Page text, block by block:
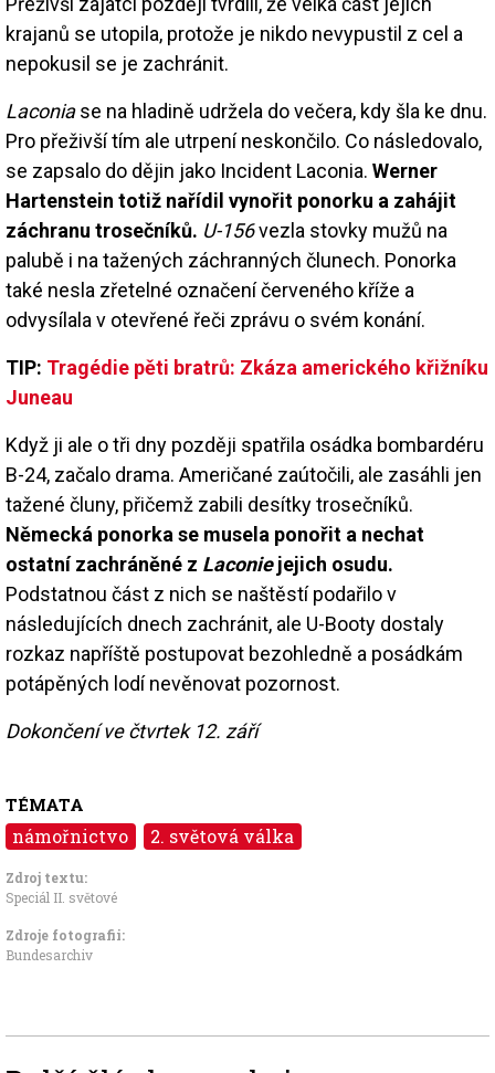
krajanů se utopila, protože je nikdo nevypustil z cel a
nepokusil se je zachránit.
Laconiase na hladině udržela do večera, kdy šla ke dnu.
Pro přeživší tím ale utrpení neskončilo. Co následovalo,
se zapsalo do dějin jako Incident Laconia. Werner
Hartenstein totiž nařídil vynořit ponorku a zahájit
záchranu trosečníků. U-156vezla stovky mužů na
palubě i na tažených záchranných člunech. Ponorka
také nesla zřetelné označení červeného kříže a
odvysílala v otevřené řeči zprávu o svém konání.
TIP: Tragédie pěti bratrů: Zkáza amerického křižníku
Juneau
Když ji ale o tři dny později spatřila osádka bombardéru
B-24, začalo drama. Američané zaútočili, ale zasáhli jen
tažené čluny, přičemž zabili desítky trosečníků.
Německá ponorka se musela ponořit a nechat
ostatní zachráněné z Laconiejejich osudu.
Podstatnou část z nich se naštěstí podařilo v
následujících dnech zachránit, ale U-Booty dostaly
rozkaz napříště postupovat bezohledně a posádkám
potápěných lodí nevěnovat pozornost.
Dokončení ve čtvrtek 12. září
TÉMATA
námořnictvo 2. světová válka
Zdroj textu:
Speciál II. světové
Zdroje fotografii:
Bundesarchiv